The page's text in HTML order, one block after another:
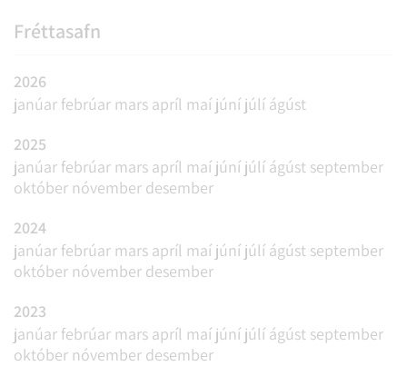
Fréttasafn
2026
janúar febrúar mars apríl maí júní júlí ágúst
2025
janúar febrúar mars apríl maí júní júlí ágúst september
október nóvember desember
2024
janúar febrúar mars apríl maí júní júlí ágúst september
október nóvember desember
2023
janúar febrúar mars apríl maí júní júlí ágúst september
október nóvember desember